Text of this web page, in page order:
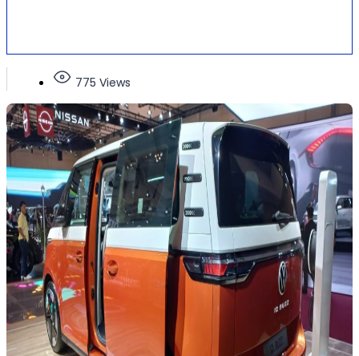
775 Views